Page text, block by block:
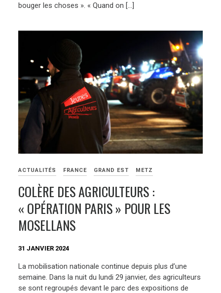
bouger les choses ». « Quand on […]
ACTUALITÉS FRANCE GRAND EST METZ
COLÈRE DES AGRICULTEURS :
« OPÉRATION PARIS » POUR LES
MOSELLANS
31 JANVIER 2024
La mobilisation nationale continue depuis plus d’une
semaine. Dans la nuit du lundi 29 janvier, des agriculteurs
se sont regroupés devant le parc des expositions de